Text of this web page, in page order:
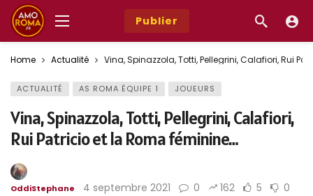
Publier
Home Actualité Vina, Spinazzola, Totti, Pellegrini, Calafiori, Rui
ACTUALITÉ AS ROMA ÉQUIPE 1 JOUEURS
Vina, Spinazzola, Totti, Pellegrini, Calafiori,
Rui Patricio et la Roma féminine…
OddiStephane 4 septembre 2021 0 162 5 0